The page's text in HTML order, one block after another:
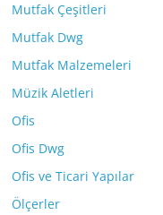
Mutfak Çeşitleri
Mutfak Dwg
Mutfak Malzemeleri
Müzik Aletleri
Ofis
Ofis Dwg
Ofis ve Ticari Yapılar
Ölçerler